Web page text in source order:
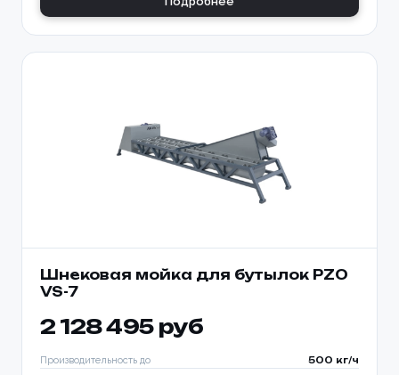
Шнековая мойка для бутылок PZO
VS-7
2 128 495 руб
Производительность до 500 кг/ч